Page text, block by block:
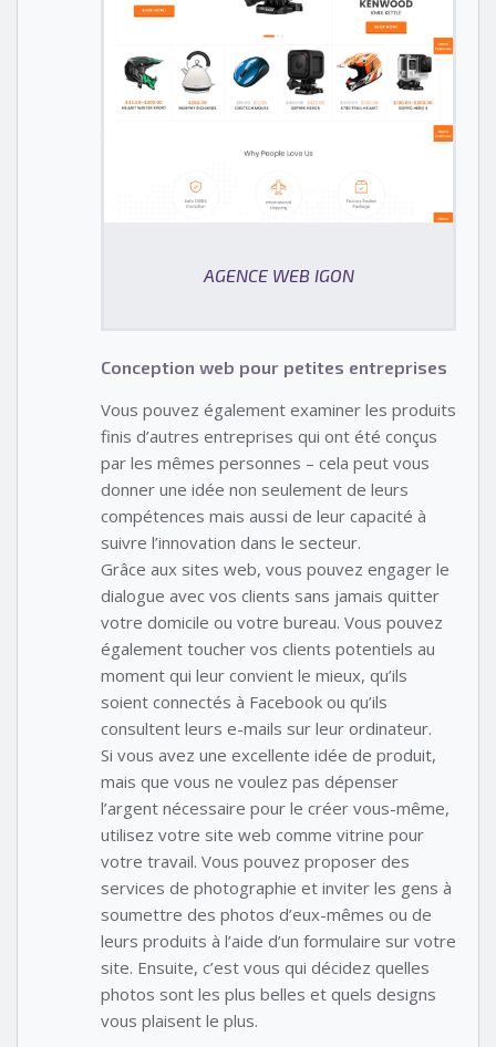
AGENCE WEB IGON
Conception web pour petites entreprises
Vous pouvez également examiner les produits
finis d’autres entreprises qui ont été conçus
par les mêmes personnes – cela peut vous
donner une idée non seulement de leurs
compétences mais aussi de leur capacité à
suivre l’innovation dans le secteur.
Grâce aux sites web, vous pouvez engager le
dialogue avec vos clients sans jamais quitter
votre domicile ou votre bureau. Vous pouvez
également toucher vos clients potentiels au
moment qui leur convient le mieux, qu’ils
soient connectés à Facebook ou qu’ils
consultent leurs e-mails sur leur ordinateur.
Si vous avez une excellente idée de produit,
mais que vous ne voulez pas dépenser
l’argent nécessaire pour le créer vous-même,
utilisez votre site web comme vitrine pour
votre travail. Vous pouvez proposer des
services de photographie et inviter les gens à
soumettre des photos d’eux-mêmes ou de
leurs produits à l’aide d’un formulaire sur votre
site. Ensuite, c’est vous qui décidez quelles
photos sont les plus belles et quels designs
vous plaisent le plus.